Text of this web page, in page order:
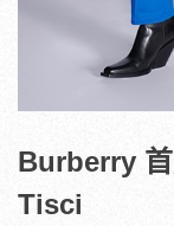
Burberry
Tisci